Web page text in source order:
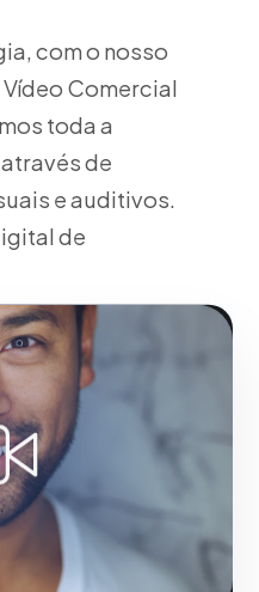
com o nosso
Comercial
toda a
de
e auditivos.
de
produção: Roteiro,
autoridade de